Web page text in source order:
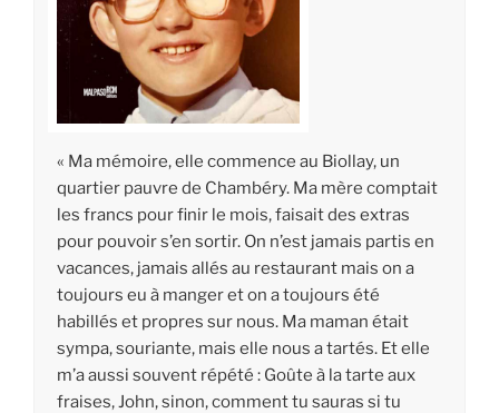
« Ma mémoire, elle commence au Biollay, un
quartier pauvre de Chambéry. Ma mère comptait
les francs pour finir le mois, faisait des extras
pour pouvoir s’en sortir. On n’est jamais partis en
vacances, jamais allés au restaurant mais on a
toujours eu à manger et on a toujours été
habillés et propres sur nous. Ma maman était
sympa, souriante, mais elle nous a tartés. Et elle
m’a aussi souvent répété : Goûte à la tarte aux
fraises, John, sinon, comment tu sauras si tu